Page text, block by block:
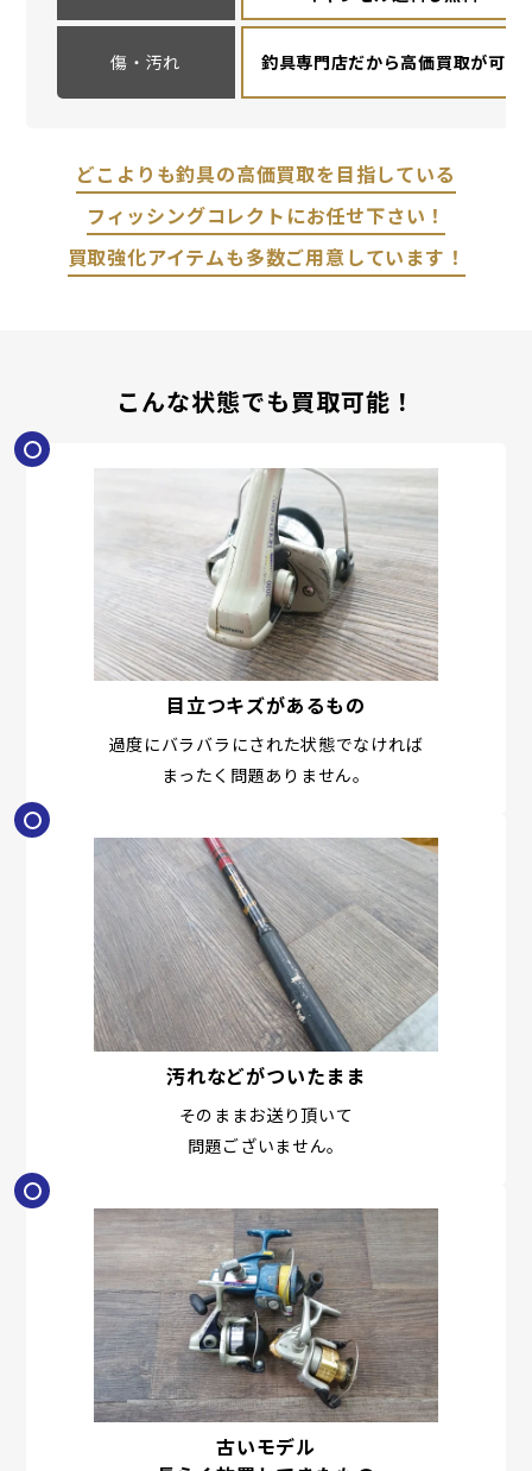
傷・汚れ 釣具専門店だから高価買取が可能
どこよりも釣具の高価買取を目指している
フィッシングコレクトにお任せ下さい！
買取強化アイテムも多数ご用意しています！
こんな状態でも買取可能！
目立つキズがあるもの
過度にバラバラにされた状態でなければ
まったく問題ありません。
汚れなどがついたまま
そのままお送り頂いて
問題ございません。
古いモデル